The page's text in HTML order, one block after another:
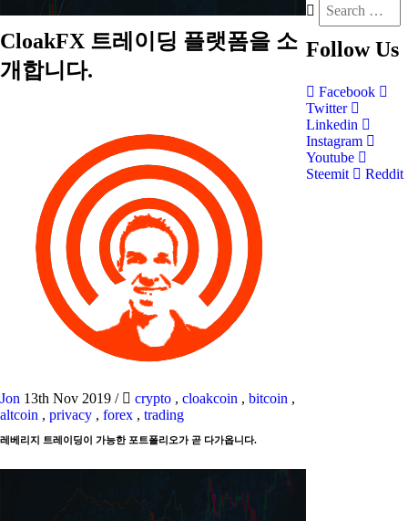
CloakFX 트레이딩 플랫폼을 소
개합니다.
Jon 13th Nov 2019 / crypto , cloakcoin , bitcoin ,
altcoin , privacy , forex , trading
레베리지 트레이딩이 가능한 포트폴리오가 곧 다가옵니다.
Follow Us
Facebook
Twitter
Linkedin
Instagram
Youtube
Steemit
Reddit